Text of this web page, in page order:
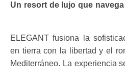
Un resort de lujo que navega
ELEGANT fusiona la
en tierra con la libertad y el
Mediterráneo. La experiencia